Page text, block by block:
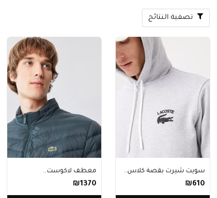
تصفية النتائج
سويت شيرت بقصة كلاس..
₪610
معطف لاكوست..
₪1370